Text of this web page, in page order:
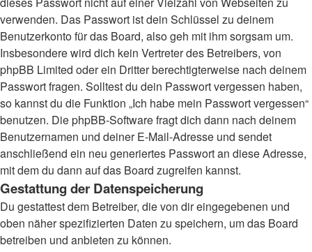
verwenden. Das Passwort ist dein Schlüssel zu deinem
Benutzerkonto für das Board, also geh mit ihm sorgsam um.
Insbesondere wird dich kein Vertreter des Betreibers, von
phpBB Limited oder ein Dritter berechtigterweise nach deinem
Passwort fragen. Solltest du dein Passwort vergessen haben,
so kannst du die Funktion „Ich habe mein Passwort vergessen“
benutzen. Die phpBB-Software fragt dich dann nach deinem
Benutzernamen und deiner E-Mail-Adresse und sendet
anschließend ein neu generiertes Passwort an diese Adresse,
mit dem du dann auf das Board zugreifen kannst.
Gestattung der Datenspeicherung
Du gestattest dem Betreiber, die von dir eingegebenen und
oben näher spezifizierten Daten zu speichern, um das Board
betreiben und anbieten zu können.